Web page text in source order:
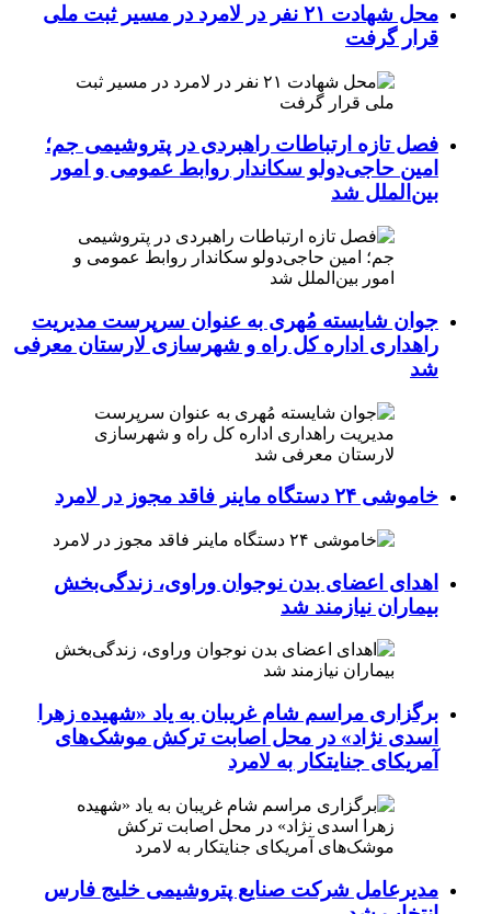
محل شهادت ۲۱ نفر در لامرد در مسیر ثبت ملی
قرار گرفت
فصل تازه ارتباطات راهبردی در پتروشیمی جم؛
امین حاجی‌دولو سکاندار روابط عمومی و امور
بین‌الملل شد
جوان شایسته مُهری به عنوان سرپرست مدیریت
راهداری اداره کل راه و شهرسازی لارستان معرفی
شد
خاموشی ۲۴ دستگاه ماینر فاقد مجوز در لامرد
اهدای اعضای بدن نوجوان وراوی، زندگی‌بخش
بیماران نیازمند شد
برگزاری مراسم شام غریبان به یاد «شهیده زهرا
اسدی نژاد» در محل اصابت ترکش موشک‌های
آمریکای جنایتکار به لامرد
مدیرعامل شرکت صنایع پتروشیمی خلیج فارس